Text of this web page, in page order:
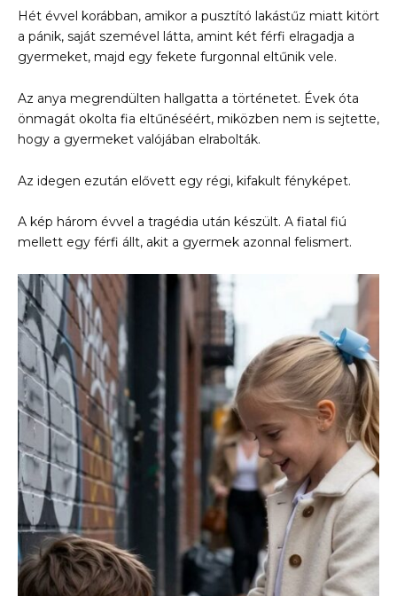
Hét évvel korábban, amikor a pusztító lakástűz miatt kitört
a pánik, saját szemével látta, amint két férfi elragadja a
gyermeket, majd egy fekete furgonnal eltűnik vele.
Az anya megrendülten hallgatta a történetet. Évek óta
önmagát okolta fia eltűnéséért, miközben nem is sejtette,
hogy a gyermeket valójában elrabolták.
Az idegen ezután elővett egy régi, kifakult fényképet.
A kép három évvel a tragédia után készült. A fiatal fiú
mellett egy férfi állt, akit a gyermek azonnal felismert.